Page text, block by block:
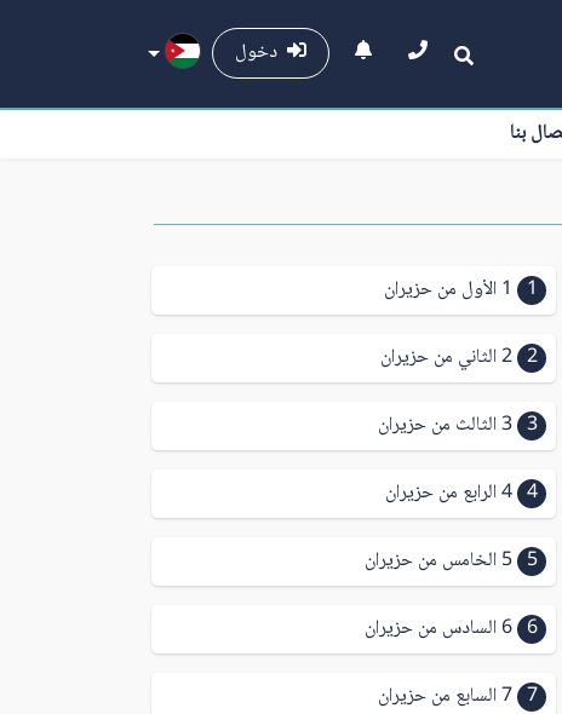
دخول
بنا
1 1 الأول من حزيران
2 2 الثاني من حزيران
3 3 الثالث من حزيران
4 4 الرابع من حزيران
5 5 الخامس من حزيران
6 6 السادس من حزيران
7 7 السابع من حزيران